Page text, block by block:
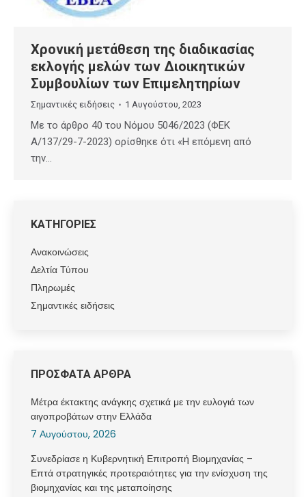
Χρονική μετάθεση της διαδικασίας
εκλογής μελών των Διοικητικών
Συμβουλίων των Επιμελητηρίων
Σημαντικές ειδήσεις 1 Αυγούστου, 2023
Με το άρθρο 40 του Νόμου 5046/2023 (ΦΕΚ
Α/137/29-7-2023) ορίσθηκε ότι «Η επόμενη από
την…
ΚΑΤΗΓΟΡΙΕΣ
Ανακοινώσεις
Δελτία Τύπου
Πληρωμές
Σημαντικές ειδήσεις
ΠΡΟΣΦΑΤΑ ΑΡΘΡΑ
Μέτρα έκτακτης ανάγκης σχετικά με την ευλογιά των
αιγοπροβάτων στην Ελλάδα
7 Αυγούστου, 2026
Συνεδρίασε η Κυβερνητική Επιτροπή Βιομηχανίας –
Επτά στρατηγικές προτεραιότητες για την ενίσχυση της
βιομηχανίας και της μεταποίησης